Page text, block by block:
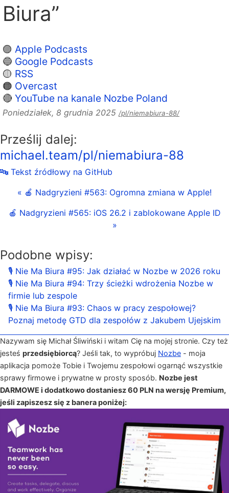
Biura”
🟣 Apple Podcasts
🔵 Google Podcasts
🟡 RSS
🟠 Overcast
🔴 YouTube na kanale Nozbe Poland
Poniedziałek, 8 grudnia 2025 /pl/niemabiura-88/
Prześlij dalej:
michael.team/pl/niemabiura-88
🔤 Tekst źródłowy na GitHub
« 🍎 Nadgryzieni #563: Ogromna zmiana w Apple!
🍎 Nadgryzieni #565: iOS 26.2 i zablokowane Apple ID
»
Podobne wpisy:
🎙 Nie Ma Biura #95: Jak działać w Nozbe w 2026 roku
🎙 Nie Ma Biura #94: Trzy ścieżki wdrożenia Nozbe w
firmie lub zespole
🎙 Nie Ma Biura #93: Chaos w pracy zespołowej?
Poznaj metodę GTD dla zespołów z Jakubem Ujejskim
Nazywam się Michał Śliwiński i witam Cię na mojej stronie. Czy też
jesteś przedsiębiorcą? Jeśli tak, to wypróbuj Nozbe - moja
aplikacja pomoże Tobie i Twojemu zespołowi ogarnąć wszystkie
sprawy firmowe i prywatne w prosty sposób. Nozbe jest
DARMOWE i dodatkowo dostaniesz 60 PLN na wersję Premium,
jeśli zapiszesz się z banera poniżej: